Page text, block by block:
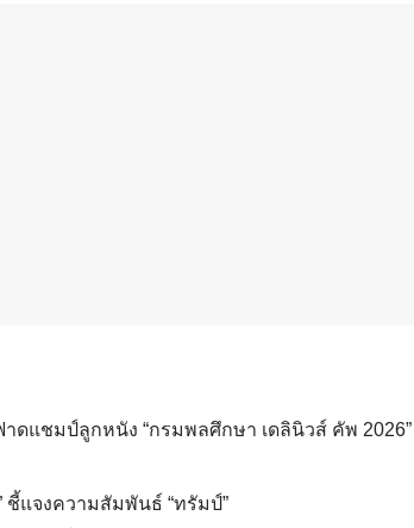
าดแชมป์ลูกหนัง “กรมพลศึกษา เดลินิวส์ คัพ
ชี้แจงความสัมพันธ์ “ทรัมป์”